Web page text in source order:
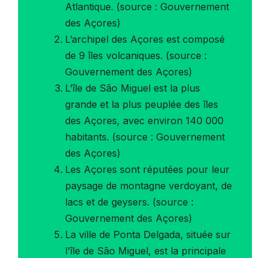
Atlantique. (source : Gouvernement
des Açores)
L’archipel des Açores est composé
de 9 îles volcaniques. (source :
Gouvernement des Açores)
L’île de São Miguel est la plus
grande et la plus peuplée des îles
des Açores, avec environ 140 000
habitants. (source : Gouvernement
des Açores)
Les Açores sont réputées pour leur
paysage de montagne verdoyant, de
lacs et de geysers. (source :
Gouvernement des Açores)
La ville de Ponta Delgada, située sur
l’île de São Miguel, est la principale